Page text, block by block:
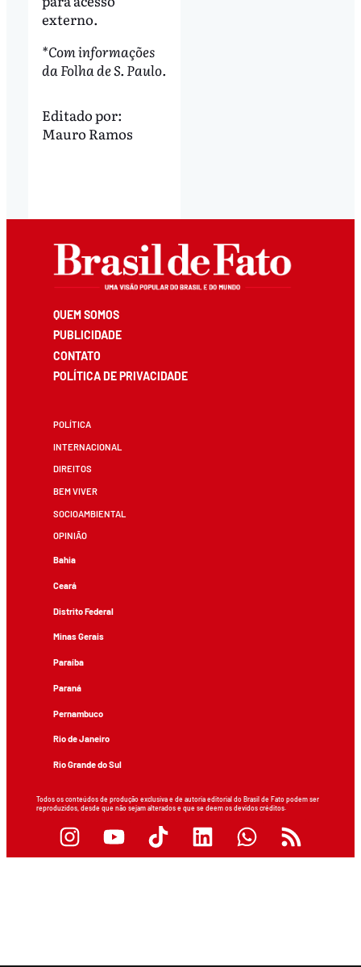
externo.
*Com informações
da Folha de S. Paulo.
Editado por:
Mauro Ramos
QUEM SOMOS
PUBLICIDADE
CONTATO
POLÍTICA DE PRIVACIDADE
POLÍTICA
INTERNACIONAL
DIREITOS
BEM VIVER
SOCIOAMBIENTAL
OPINIÃO
Bahia
Ceará
Distrito Federal
Minas Gerais
Paraíba
Paraná
Pernambuco
Rio de Janeiro
Rio Grande do Sul
Todos os conteúdos de produção exclusiva e de autoria editorial do Brasil de Fato podem ser
reproduzidos, desde que não sejam alterados e que se deem os devidos créditos.